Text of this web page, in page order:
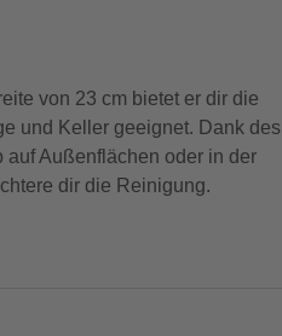
von 23 cm bietet er dir die
und Keller geeignet. Dank des
Außenflächen oder in der
dir die Reinigung.